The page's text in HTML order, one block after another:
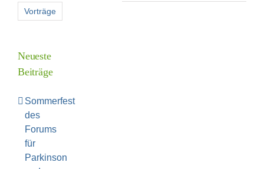
Vorträge
Neueste
Beiträge
Sommerfest
des
Forums
für
Parkinson